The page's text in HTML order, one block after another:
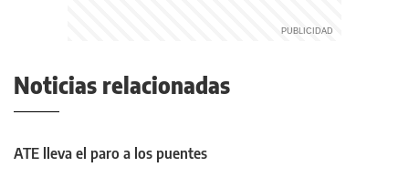
Noticias relacionadas
ATE lleva el paro a los puentes